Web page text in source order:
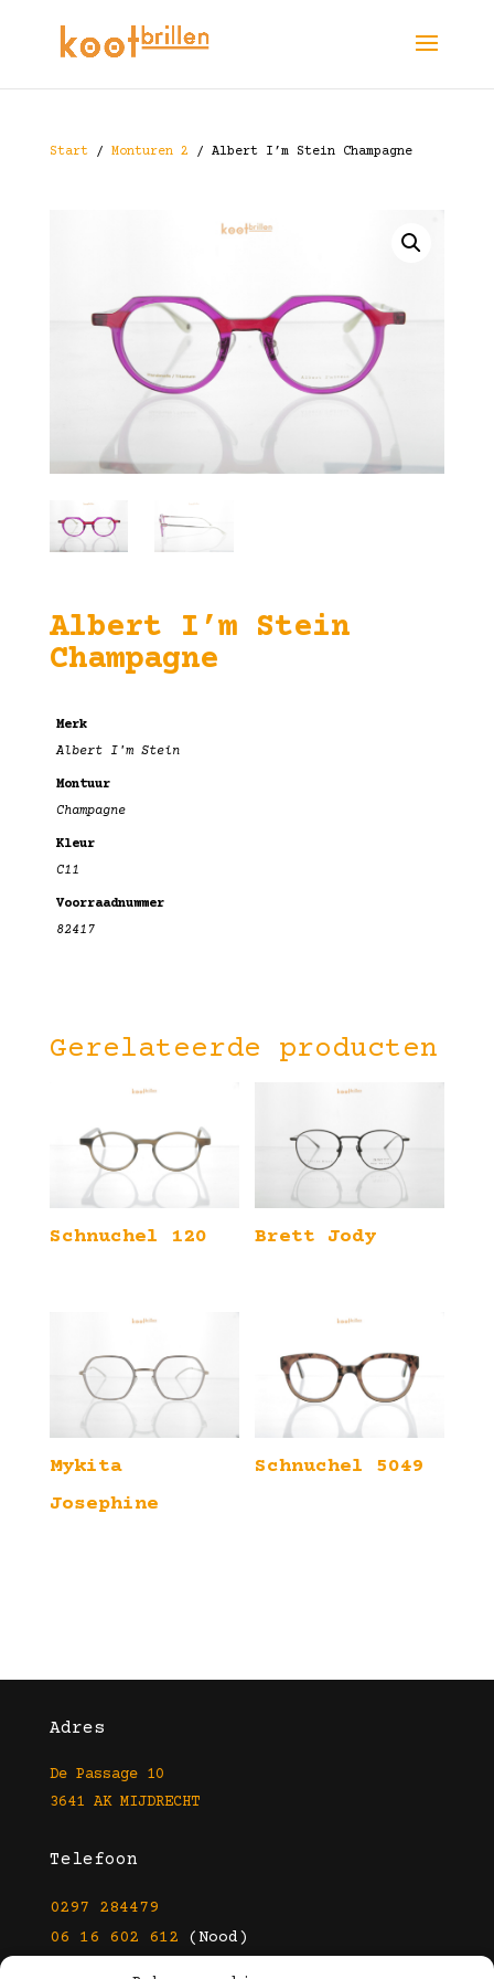
Start/ Monturen 2 / Albert I’m Stein Champagne
Albert I’m Stein
Champagne
Merk
Albert I'm Stein
Montuur
Champagne
Kleur
C11
Voorraadnummer
82417
Gerelateerde producten
Schnuchel 120 Brett Jody
Mykita
Josephine
Schnuchel 5049
Adres
De Passage 10
3641 AK MIJDRECHT
Telefoon
0297 284479
06 16 602 612 (Nood)